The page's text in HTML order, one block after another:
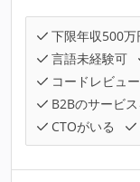
下限年収500万
言語未経験可
コードレビュ
B2Bのサービ
CTOがいる